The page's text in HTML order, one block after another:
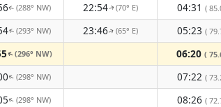
↑(288° NW) 22:54↑(70° E) 04:31 (
↑(293° NW) 23:46↑(65° E) 05:23 (
↑(296° NW) 06:20 (
↑(298° NW) 07:22 (
↑(298° NW) 08:26 (